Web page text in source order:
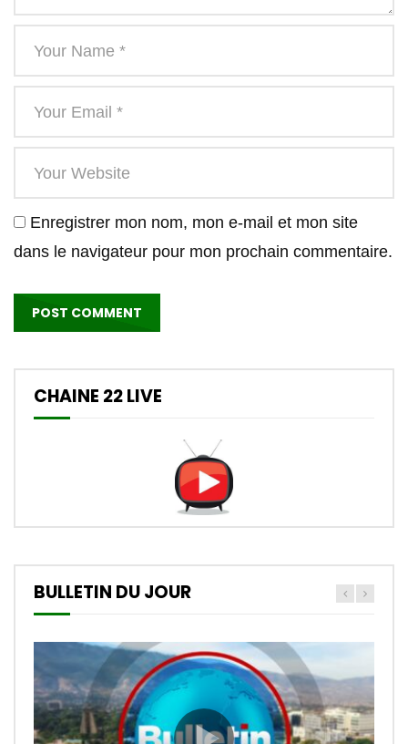
Enregistrer mon nom, mon e-mail et mon site
dans le navigateur pour mon prochain commentaire.
CHAINE 22 LIVE
BULLETIN DU JOUR